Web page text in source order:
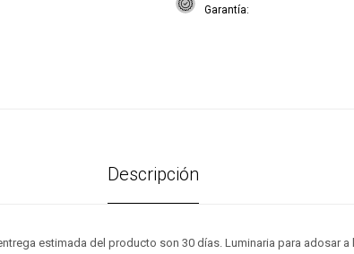
Garantía
Descripción
estimada del producto son 30 días. Luminaria para adosar a